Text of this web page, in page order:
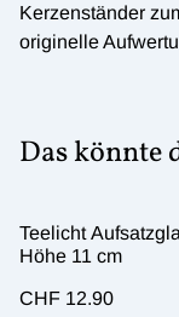
Kerzenständer
originelle
Das könnte
Teelicht
Höhe 11 cm
CHF 12.90